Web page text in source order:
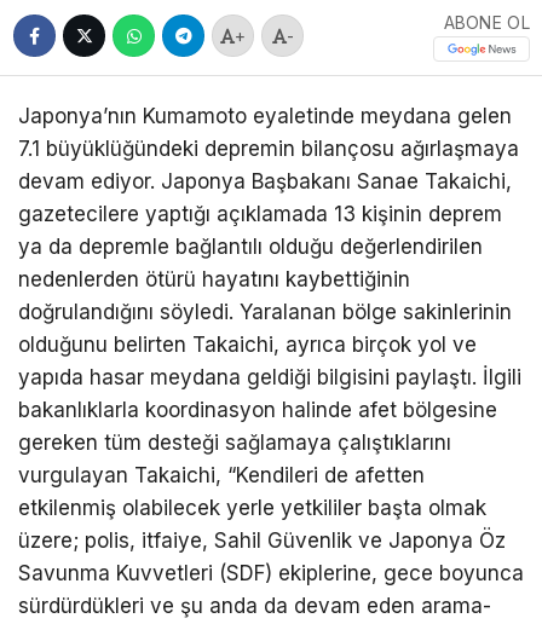
+ -
ABONE OL
Japonya’nın Kumamoto eyaletinde meydana gelen
7.1 büyüklüğündeki depremin bilançosu ağırlaşmaya
devam ediyor. Japonya Başbakanı Sanae Takaichi,
gazetecilere yaptığı açıklamada 13 kişinin deprem
ya da depremle bağlantılı olduğu değerlendirilen
nedenlerden ötürü hayatını kaybettiğinin
doğrulandığını söyledi. Yaralanan bölge sakinlerinin
olduğunu belirten Takaichi, ayrıca birçok yol ve
yapıda hasar meydana geldiği bilgisini paylaştı. İlgili
bakanlıklarla koordinasyon halinde afet bölgesine
gereken tüm desteği sağlamaya çalıştıklarını
vurgulayan Takaichi, “Kendileri de afetten
etkilenmiş olabilecek yerle yetkililer başta olmak
üzere; polis, itfaiye, Sahil Güvenlik ve Japonya Öz
Savunma Kuvvetleri (SDF) ekiplerine, gece boyunca
sürdürdükleri ve şu anda da devam eden arama-